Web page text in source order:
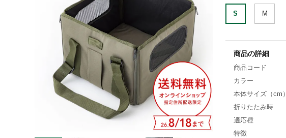
S M
商品の詳細
商品コード
カラー
本体サイズ（cm）
折りたたみ時
適応種
特徴